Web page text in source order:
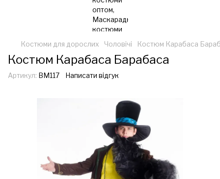
Костюми для дорослих Чоловічі Костюм Карабаса
Костюм Карабаса Барабаса
Артикул: ВМ117 Написати відгук